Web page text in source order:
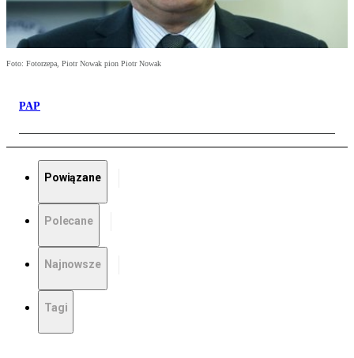
Foto: Fotorzepa, Piotr Nowak pion Piotr Nowak
PAP
Powiązane
Polecane
Najnowsze
Tagi